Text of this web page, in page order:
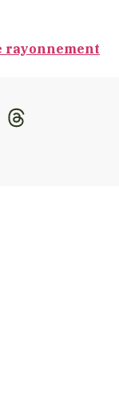
rayonnement